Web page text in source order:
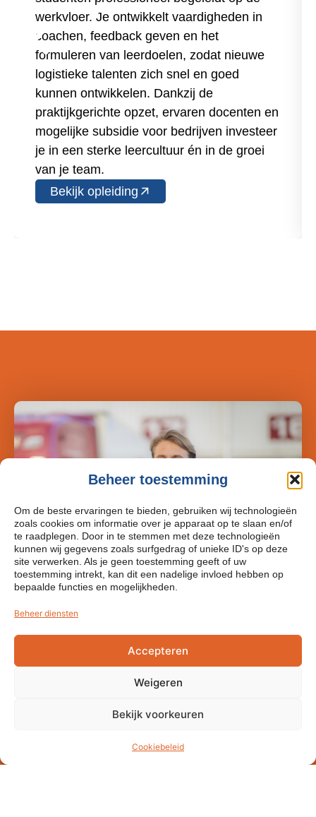
Beheer toestemming
Om de beste ervaringen te bieden, gebruiken wij technologieën
zoals cookies om informatie over je apparaat op te slaan en/of
te raadplegen. Door in te stemmen met deze technologieën
kunnen wij gegevens zoals surfgedrag of unieke ID's op deze
site verwerken. Als je geen toestemming geeft of uw
toestemming intrekt, kan dit een nadelige invloed hebben op
bepaalde functies en mogelijkheden.
Beheer diensten
Accepteren
Weigeren
Bekijk voorkeuren
Cookiebeleid
werkvloer. Je ontwikkelt vaardigheden in
coachen, feedback geven en het
formuleren van leerdoelen, zodat nieuwe
logistieke talenten zich snel en goed
kunnen ontwikkelen. Dankzij de
praktijkgerichte opzet, ervaren docenten en
mogelijke subsidie voor bedrijven investeer
je in een sterke leercultuur én in de groei
van je team.
Bekijk opleiding
Over de